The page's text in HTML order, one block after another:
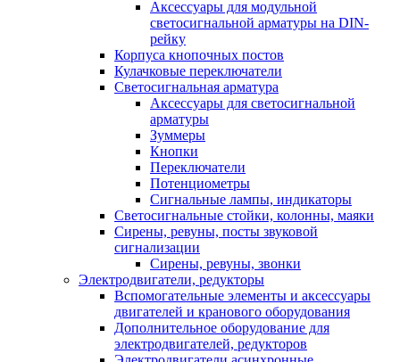
Аксессуары для модульной
светосигнальной арматуры на DIN-
рейку
Корпуса кнопочных постов
Кулачковые переключатели
Светосигнальная арматура
Аксессуары для светосигнальной
арматуры
Зуммеры
Кнопки
Переключатели
Потенциометры
Сигнальные лампы, индикаторы
Светосигнальные стойки, колонны, маяки
Сирены, ревуны, посты звуковой
сигнализации
Сирены, ревуны, звонки
Электродвигатели, редукторы
Вспомогательные элементы и аксессуары
двигателей и кранового оборудования
Дополнительное оборудование для
электродвигателей, редукторов